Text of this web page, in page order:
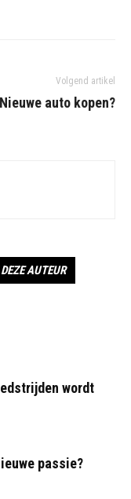
Volgend artikel
Nieuwe auto kopen?
AUTEUR
wordt
passie?